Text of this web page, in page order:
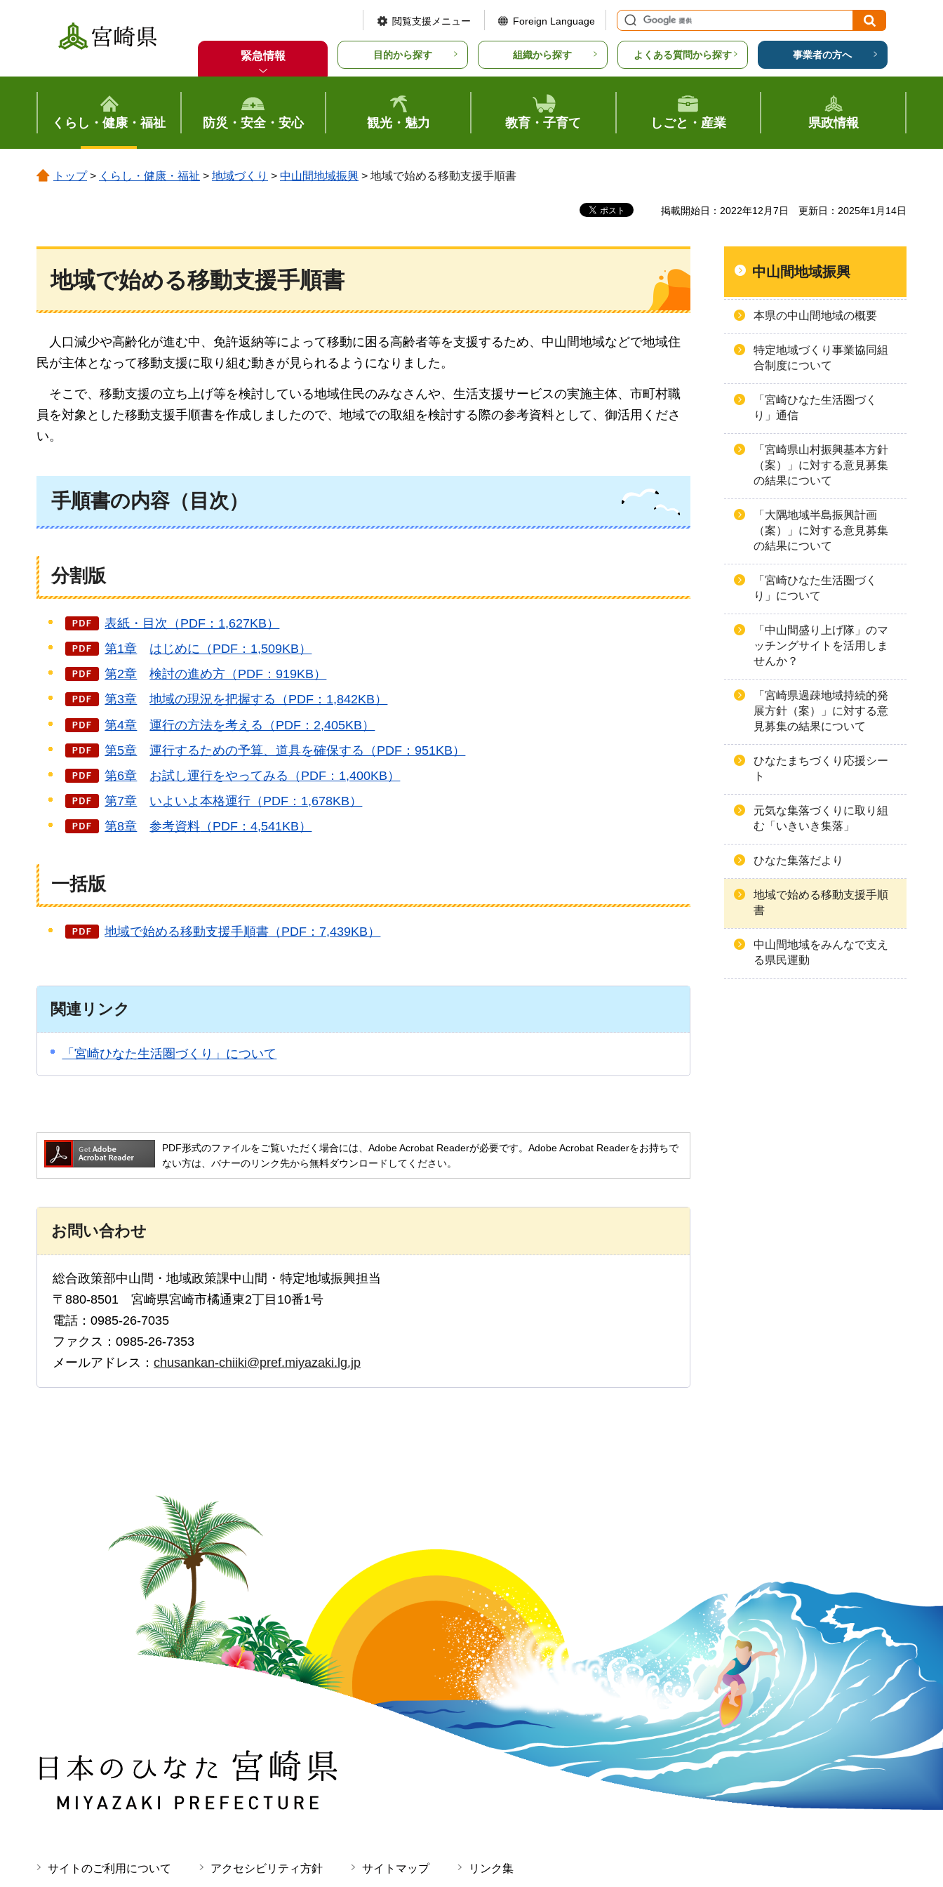
宮崎県
閲覧支援メニュー Foreign Language
緊急情報 目的から探す 組織から探す よくある質問から探す 事業者の方へ
くらし・健康・福祉 防災・安全・安心 観光・魅力 教育・子育て しごと・産業 県政情報
トップ> くらし・健康・福祉 > 地域づくり > 中山間地域振興 > 地域で始める移動支援手順書
掲載開始日：2022年12月7日 更新日：2025年1月14日
地域で始める移動支援手順書
人口減少や高齢化が進む中、免許返納等によって移動に困る高齢者等を支援するため、中山間地域などで地域住
民が主体となって移動支援に取り組む動きが見られるようになりました。
そこで、移動支援の立ち上げ等を検討している地域住民のみなさんや、生活支援サービスの実施主体、市町村職
員を対象とした移動支援手順書を作成しましたので、地域での取組を検討する際の参考資料として、御活用くださ
い。
手順書の内容（目次）
分割版
表紙・目次（PDF：1,627KB）
第1章
はじめに（PDF：1,509KB）
第2章
検討の進め方（PDF：919KB）
第3章
地域の現況を把握する（PDF：1,842KB）
第4章
運行の方法を考える（PDF：2,405KB）
第5章
運行するための予算、道具を確保する（PDF：951KB）
第6章
お試し運行をやってみる（PDF：1,400KB）
第7章
いよいよ本格運行（PDF：1,678KB）
第8章
参考資料 （PDF：4,541KB）
一括版
地域で始める移動支援手順書（PDF：7,439KB）
関連リンク
「宮崎ひなた生活圏づくり」について
PDF形式のファイルをご覧いただく場合には、Adobe Acrobat Readerが必要です。Adobe Acrobat Readerをお持ちで
ない方は、バナーのリンク先から無料ダウンロードしてください。
お問い合わせ
総合政策部中山間・地域政策課中山間・特定地域振興担当
〒880-8501 宮崎県宮崎市橘通東2丁目10番1号
電話：0985-26-7035
ファクス：0985-26-7353
メールアドレス： chusankan-chiiki@pref.miyazaki.lg.jp
中山間地域振興
本県の中山間地域の概要
特定地域づくり事業協同組
合制度について
「宮崎ひなた生活圏づく
り」通信
「宮崎県山村振興基本方針
（案）」に対する意見募集
の結果について
「大隅地域半島振興計画
（案）」に対する意見募集
の結果について
「宮崎ひなた生活圏づく
り」について
「中山間盛り上げ隊」のマ
ッチングサイトを活用しま
せんか？
「宮崎県過疎地域持続的発
展方針（案）」に対する意
見募集の結果について
ひなたまちづくり応援シー
ト
元気な集落づくりに取り組
む「いきいき集落」
ひなた集落だより
地域で始める移動支援手順
書
中山間地域をみんなで支え
る県民運動
日本のひなた 宮崎県 MIYAZAKI PREFECTURE
サイトのご利用について アクセシビリティ方針 サイトマップ リンク集